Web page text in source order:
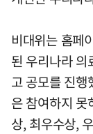
비대위는 홈페
된 우리나라 의
고 공모를 진
은 참여하지 못
상, 최우수상,